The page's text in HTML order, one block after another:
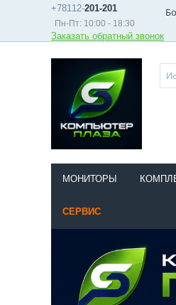
+78112-201-201
Пн-Пт: 10:00 - 18:30
Заказать обратный звонок
МОНИТОРЫ
СЕРВИС